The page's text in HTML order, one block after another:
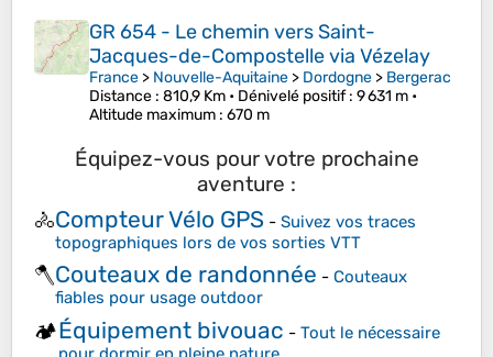
GR 654 - Le chemin vers Saint-
Jacques-de-Compostelle via Vézelay
France > Nouvelle-Aquitaine > Dordogne > Bergerac
Distance : 810,9 Km • Dénivelé positif: 9 631 m •
Altitude maximum : 670 m
Équipez-vous pour votre prochaine
aventure :
🚴Compteur Vélo GPS - Suivez vos traces
topographiques lors de vos sorties VTT
🪓Couteaux de randonnée - Couteaux
fiables pour usage outdoor
🏕️Équipement bivouac - Tout le nécessaire